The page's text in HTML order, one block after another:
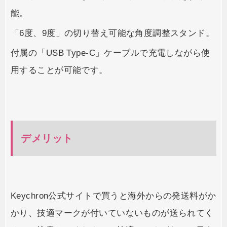
能。
「6度、9度」の切り替え可能な角度調整スタンド。
付属の「USB Type-C」ケーブルで充電しながら使
用することが可能です。
デメリット
Keychron公式サイトで買うと海外からの発送料がか
かり、技適マークが付いていないものが送られてく